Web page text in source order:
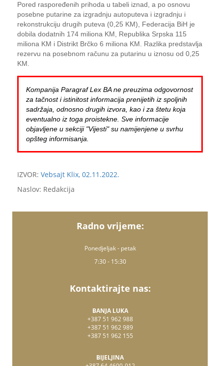
Pored raspoređenih prihoda u tabeli iznad, a po osnovu
posebne putarine za izgradnju autoputeva i izgradnju i
rekonstrukciju drugih puteva (0,25 KM), Federacija BiH je
dobila dodatnih 174 miliona KM, Republika Srpska 115
miliona KM i Distrikt Brčko 6 miliona KM. Razlika predstavlja
rezervu na posebnom računu za putarinu u iznosu od 0,25
KM.
Kompanija Paragraf Lex BA ne preuzima odgovornost
za tačnost i istinitost informacija prenijetih iz spoljnih
sadržaja, odnosno drugih izvora, kao i za štetu koja
eventualno iz toga proistekne. Sve informacije
objavljene u sekciji "Vijesti" su namijenjene u svrhu
opšteg informisanja.
IZVOR: Vebsajt Klix, 02.11.2022.
Naslov: Redakcija
Radno vrijeme:
Ponedjeljak - petak
7:30 - 15:30
Kontaktirajte nas:
BANJA LUKA
+387 51 962 988
+387 51 962 989
+387 51 962 155
BIJELJINA